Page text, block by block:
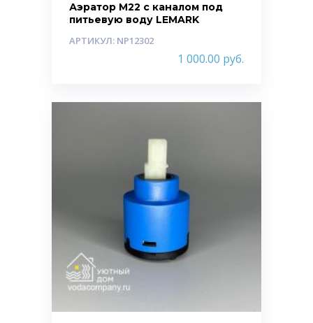
Аэратор M22 с каналом под
питьевую воду LEMARK
АРТИКУЛ: NP12302
1 000.00 руб.